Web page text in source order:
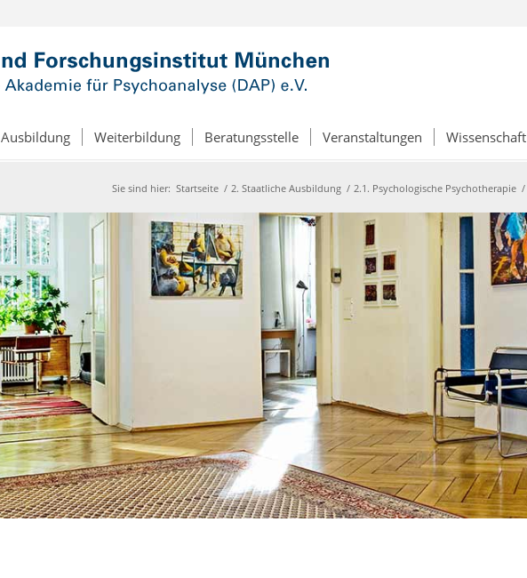
Ausbildung Weiterbildung Beratungsstelle Veranstaltungen Wissenschaft
Sie sind hier: Startseite / 2. Staatliche Ausbildung / 2.1. Psychologische Psychotherapie /